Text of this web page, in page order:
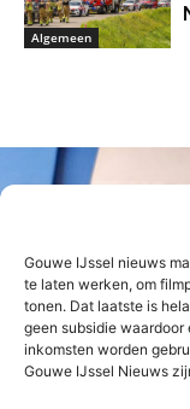
Gouwe IJssel nieuws
te laten werken, om
tonen. Dat laatste is
geen subsidie
inkomsten worden
Gouwe IJssel Nieuws
Algemeen